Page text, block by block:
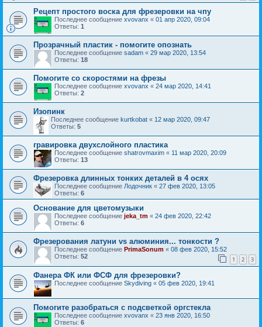
Рецепт простого воска для фрезеровки на чпу
Последнее сообщение xvovanx « 01 апр 2020, 09:04
Ответы: 1
Прозрачный пластик - помогите опознать
Последнее сообщение sadam « 29 мар 2020, 13:54
Ответы: 18
Помогите со скоростями на фрезы
Последнее сообщение xvovanx « 24 мар 2020, 14:41
Ответы: 2
Изопинк
Последнее сообщение kurtkobat « 12 мар 2020, 09:47
Ответы: 5
гравировка двухслойного пластика
Последнее сообщение shatrovmaxim « 11 мар 2020, 20:09
Ответы: 13
Фрезеровка длинных тонких деталей в 4 осях
Последнее сообщение Лодочник « 27 фев 2020, 13:05
Ответы: 6
Основание для цветомузыки
Последнее сообщение jeka_tm « 24 фев 2020, 22:42
Ответы: 6
Фрезерования латуни vs алюминия... тонкости ?
Последнее сообщение PrimaSonum « 08 фев 2020, 15:52
Ответы: 52 1 2 3
Фанера ФК или ФСФ для фрезеровки?
Последнее сообщение Skydiving « 05 фев 2020, 19:41
Помогите разобраться с подсветкой оргстекла
Последнее сообщение xvovanx « 23 янв 2020, 16:50
Ответы: 6